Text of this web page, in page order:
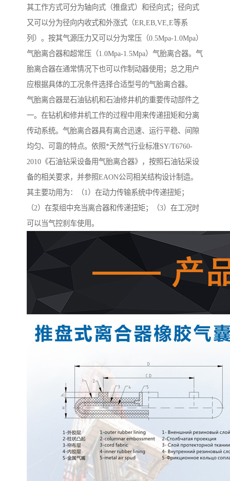
其工作方式可分为轴向式（推盘式）和径向式；径向式
又可以分为径向内收式和外涨式（ER,EB,VE,E等系
列）。按其气源压力又可以分为常压（0.5Mpa-1.0Mpa）
气胎离合器和超常压（1.0Mpa-1.5Mpa）气胎离合器。气
胎离合器在通常情况下也可以作制动器使用；总之用户
应根据具体的工况条件选择合适型号的气胎离合器。
气胎离合器是石油钻机和石油修井机的重要传动部件之
一。在钻机和修井机工作的过程中用来传递扭矩和分离
传动系统。气胎离合器具有离合迅速、运行平稳、间隙
均匀、可靠的特点。依照*天然气行业标准SY/T6760-
2010《石油钻采设备用气胎离合器》，按照石油钻采设
备的相关要求，并参照EAON公司相关结构设计制造。
其主要功用为：（1）在动力传输系统中传递扭矩；
（2）在泵组中充当离合器和传递扭矩；（3）在工况时
可以当气控刹车使用。